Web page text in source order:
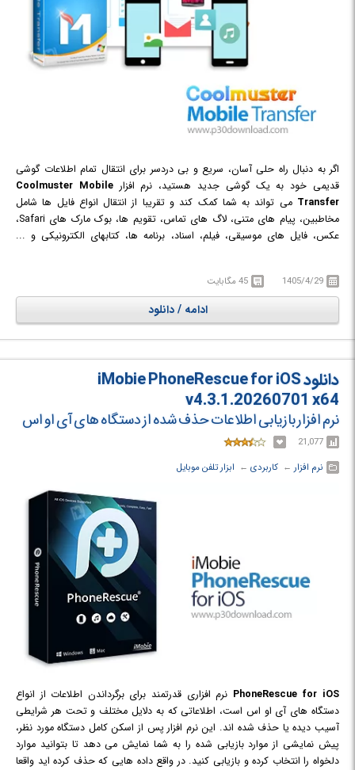
اگر به دنبال راه حلی آسان، سریع و بی دردسر برای انتقال تمام اطلاعات گوشی
قدیمی خود به یک گوشی جدید هستید، نرم افزارCoolmuster Mobile
Transfer می تواند به شما کمک کند و تقریبا از انتقال انواع فایل ها شامل
مخاطبین، پیام های متنی، لاگ های تماس، تقویم ها، بوک مارک های Safari،
عکس، فایل های موسیقی، فیلم، اسناد، برنامه ها، کتابهای الکترونیکی و ...
، Sony و ... به شما در انتقال کامل و مطمئن فایل ها از یک دستگاه به دستگاه
دیگر کمک می کند.
1405/4/29 45 مگابایت
ادامه / دانلود
دانلود iMobie PhoneRescue for iOS
v4.3.1.20260701 x64
نرم افزار بازیابی اطلاعات حذف شده از دستگاه های آی او اس
21,077
نرم افزار ← ‏ کاربردی ← ‏ ابزار تلفن موبایل
PhoneRescue for iOS نرم افزاری قدرتمند برای برگرداندن اطلاعات از انواع
دستگاه های آی او اس است، اطلاعاتی که به دلایل مختلف و تحت هر شرایطی
آسیب دیده یا حذف شده اند. این نرم افزار پس از اسکن کامل دستگاه مورد نظر،
پیش نمایشی از موارد بازیابی شده را به شما نمایش می دهد تا بتوانید موارد
دلخواه را انتخاب کرده و بازیابی کنید. در واقع داده هایی که حذف کرده اید واقعا